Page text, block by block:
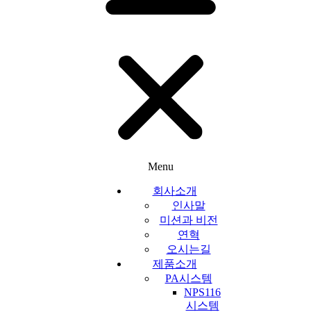
Menu
회사소개
인사말
미션과 비전
연혁
오시는길
제품소개
PA시스템
NPS116
시스템